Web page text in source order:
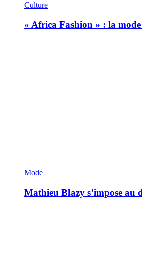
Culture
« Africa Fashion » : la
Mode
Mathieu Blazy s’impose au